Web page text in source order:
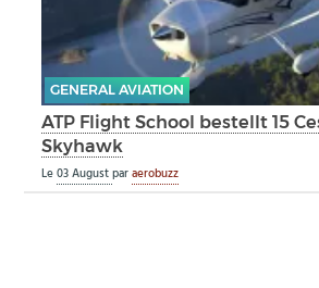
GENERAL AVIATION
ATP Flight School bestellt 15
Skyhawk
Le03 Augustparaerobuzz